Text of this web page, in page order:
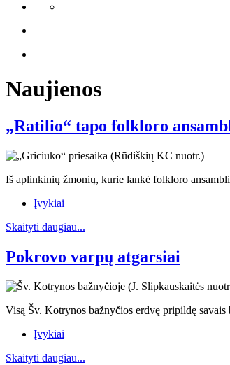
Naujienos
„Ratilio“ tapo folkloro
Iš aplinkinių žmonių, kurie lankė folkloro
Įvykiai
Skaityti daugiau...
Pokrovo varpų atgarsiai
Visą Šv. Kotrynos bažnyčios erdvę pripildę
Įvykiai
Skaityti daugiau...